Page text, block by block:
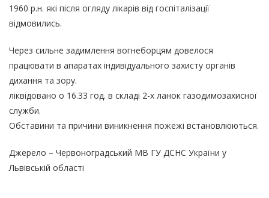
1960 р.н. які після огляду лікарів від госпіталізації
відмовились.
Через сильне задимлення вогнеборцям довелося
працювати в апаратах індивідуального захисту органів
дихання та зору.
ліквідовано о 16.33 год. в складі 2-х ланок газодимозахисної
служби.
Обставини та причини виникнення пожежі встановлюються.
Джерело – Червоноградський МВ ГУ ДСНС України у
Львівській області